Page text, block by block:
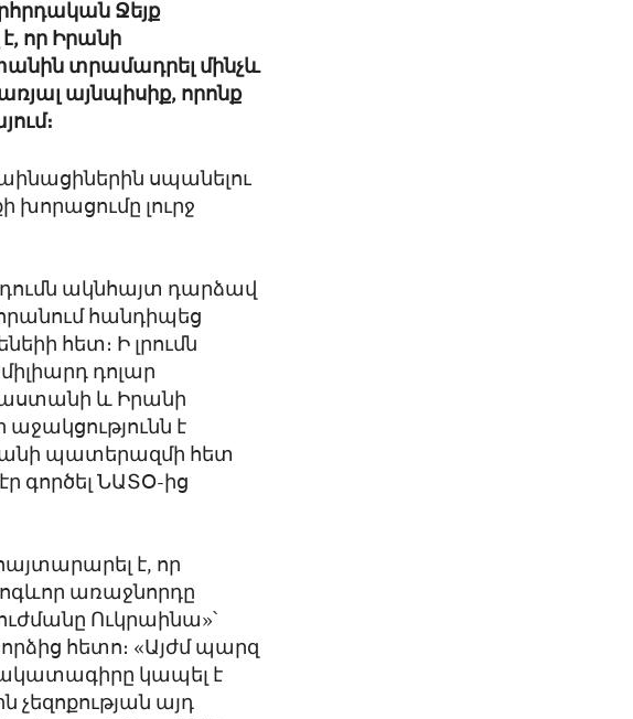
Ջեյք
որ Իրանի
տրամադրել մինչև
այնպիսիք, որոնք
սպանելու
լուրջ
ակնհայտ դարձավ
հանդիպեց
հետ։ Ի լրումն
դոլար
և Իրանի
է
պատերազմի հետ
գործել ՆԱՏՕ-ից
է, որ
առաջնորդը
Ուկրաինա»՝
հետո։ «Այժմ պարզ
կապել է
չեզոքության այդ